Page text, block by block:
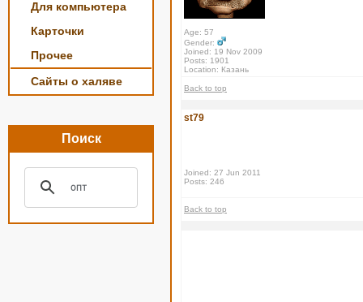
Для компьютера
Карточки
Прочее
Сайты о халяве
Поиск
Age: 57
Gender:
Joined: 19 Nov 2009
Posts: 1901
Location: Казань
Back to top
st79
Joined: 27 Jun 2011
Posts: 246
Back to top